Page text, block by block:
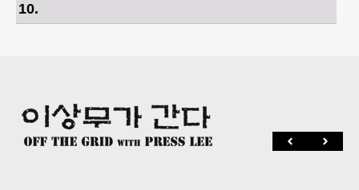
10.